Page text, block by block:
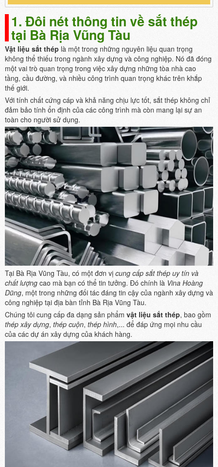
1. Đôi nét thông tin về sắt thép
tại Bà Rịa Vũng Tàu
Vật liệu sắt thép là một trong những nguyên liệu quan trọng
không thể thiếu trong ngành xây dựng và công nghiệp. Nó đã đóng
một vai trò quan trọng trong việc xây dựng những tòa nhà cao
tầng, cầu đường, và nhiều công trình quan trọng khác trên khắp
thế giới.
Với tính chất cứng cáp và khả năng chịu lực tốt, sắt thép không chỉ
đảm bảo tính ổn định của các công trình mà còn mang lại sự an
toàn cho người sử dụng.
Tại Bà Rịa Vũng Tàu, có một đơn vị cung cấp sắt thép uy tín và
chất lượng cao mà bạn có thể tin tưởng. Đó chính là Vina Hoàng
Dũng, một trong những đối tác đáng tin cậy của ngành xây dựng và
công nghiệp tại địa bàn tỉnh Bà Rịa Vũng Tàu.
Chúng tôi cung cấp đa dạng sản phẩm vật liệu sắt thép, bao gồm
thép xây dựng, thép cuộn, thép hình,... để đáp ứng mọi nhu cầu
của các dự án xây dựng của khách hàng.